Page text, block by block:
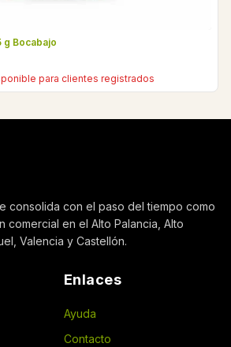
g Bocabajo
para clientes registrados
consolida con el paso del tiempo como
comercial en el Alto Palancia, Alto
Valencia y Castellón.
Enlaces
Ayuda
Contacto